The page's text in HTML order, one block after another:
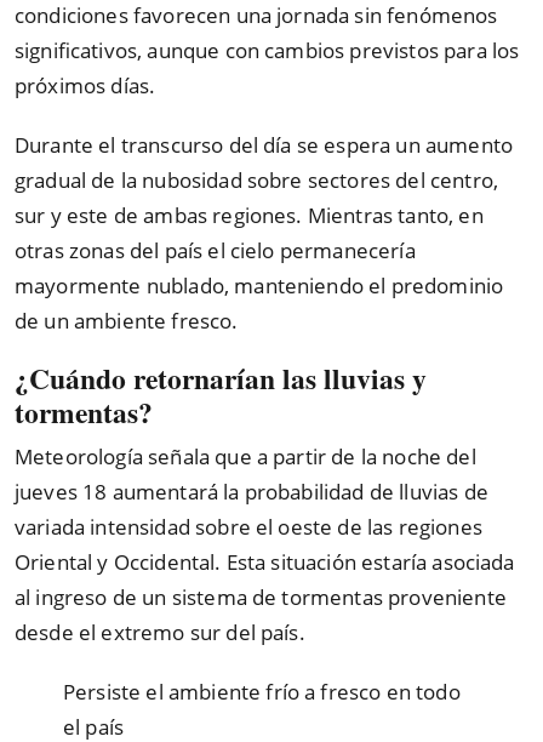
condiciones favorecen una jornada sin fenómenos
significativos, aunque con cambios previstos para los
próximos días.
Durante el transcurso del día se espera un aumento
gradual de la nubosidad sobre sectores del centro,
sur y este de ambas regiones. Mientras tanto, en
otras zonas del país el cielo permanecería
mayormente nublado, manteniendo el predominio
de un ambiente fresco.
¿Cuándo retornarían las lluvias y
tormentas?
Meteorología señala que a partir de la noche del
jueves 18 aumentará la probabilidad de lluvias de
variada intensidad sobre el oeste de las regiones
Oriental y Occidental. Esta situación estaría asociada
al ingreso de un sistema de tormentas proveniente
desde el extremo sur del país.
Persiste el ambiente frío a fresco en todo
el país️